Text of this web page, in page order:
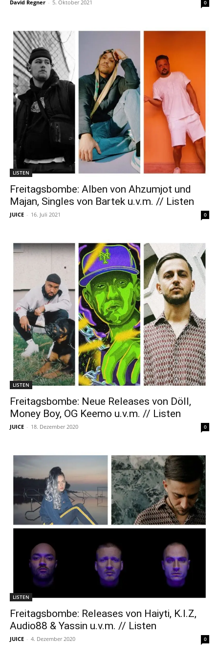
David Regner - 5. Oktober 2021 0
LISTEN
Freitagsbombe: Alben von Ahzumjot und
Majan, Singles von Bartek u.v.m. // Listen
JUICE - 16. Juli 2021 0
LISTEN
Freitagsbombe: Neue Releases von Döll,
Money Boy, OG Keemo u.v.m. // Listen
JUICE - 18. Dezember 2020 0
LISTEN
Freitagsbombe: Releases von Haiyti, K.I.Z,
Audio88 & Yassin u.v.m. // Listen
JUICE - 4. Dezember 2020 0